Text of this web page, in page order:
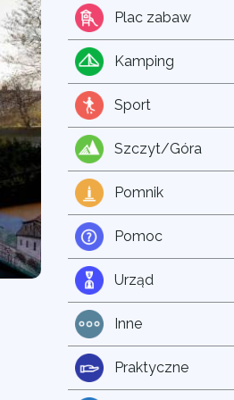
Plac zabaw
Kamping
Sport
Szczyt/Góra
Pomnik
Pomoc
Urząd
Inne
Praktyczne